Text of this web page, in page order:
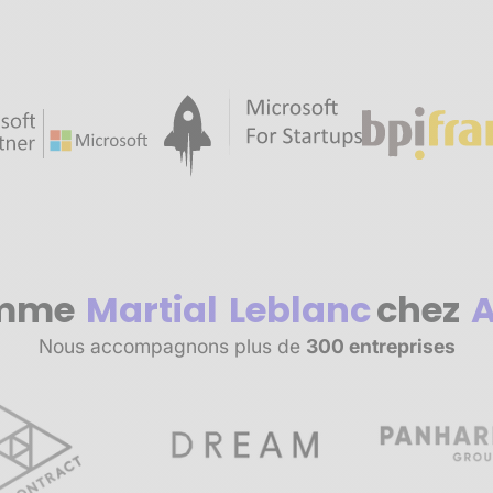
Martial Leblancchez
Nous accompagnons plus de 300 entreprises